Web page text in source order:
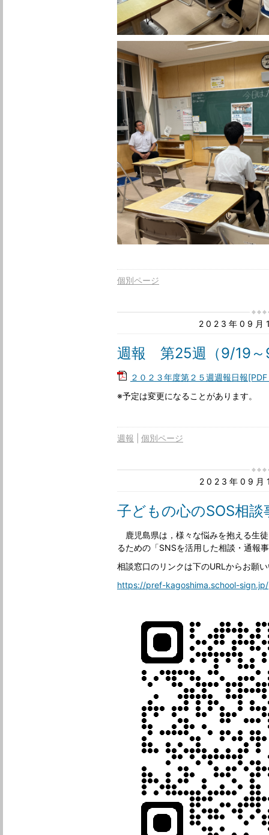
個別ページ
2023年09月
週報 第25週（9/19
２０２３年度第２５週週報日報
※予定は変更になることがあります。
週報 個別ページ
2023年09月
子どもの心のSOS相談
鹿児島県は，様々な悩みを抱える生
るための「SNSを活用した相談・通報
相談窓口のリンクは下のURLからお願
https://pref-kagoshima.school-sign.jp/